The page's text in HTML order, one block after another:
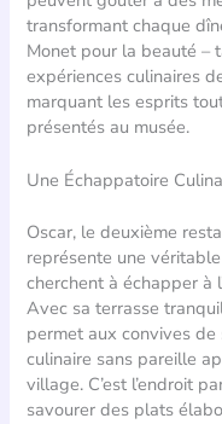
transformant chaque
Monet pour la beauté –
expériences culinaires
marquant les esprits
présentés au musée.
Une Échappatoire
Oscar, le deuxième
représente une
cherchent à échapper à
Avec sa terrasse
permet aux convives
culinaire sans pareille
village. C’est l’endroit
savourer des plats